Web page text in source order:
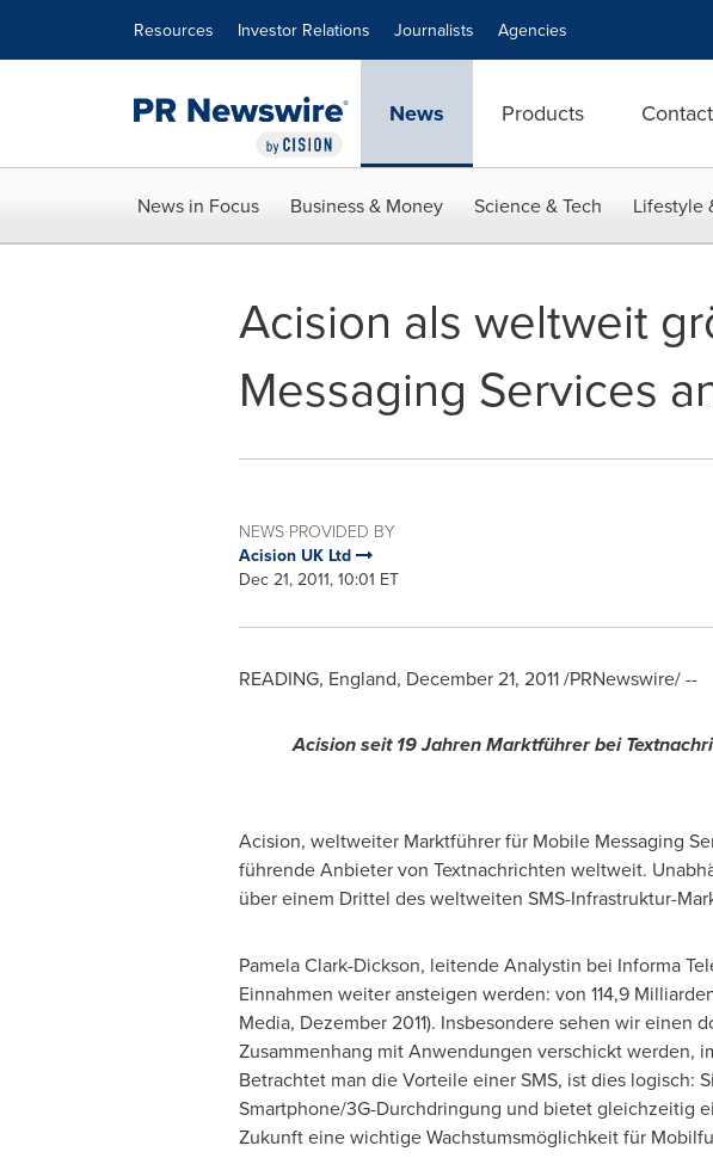
Resources Investor Relations Journalists Agencies
News Products Contact
News in Focus Business & Money Science & Tech Lifestyle
Acision als weltweit
Messaging Services
NEWS PROVIDED BY
Acision UK Ltd
Dec 21, 2011, 10:01 ET
READING, England, December 21, 2011/PRNewswire/ --
Acision seit 19 Jahren Marktführer bei
Acision, weltweiter Marktführer für Mobile Messaging
führende Anbieter von Textnachrichten weltweit.
über einem Drittel des weltweiten SMS-Infrastruktur-
Pamela Clark-Dickson, leitende Analystin bei Informa
Einnahmen weiter ansteigen werden: von 114,9
Media, Dezember 2011). Insbesondere sehen wir einen
Zusammenhang mit Anwendungen verschickt werden,
Betrachtet man die Vorteile einer SMS, ist dies
Smartphone/3G-Durchdringung und bietet gleichzeitig
Zukunft eine wichtige Wachstumsmöglichkeit für